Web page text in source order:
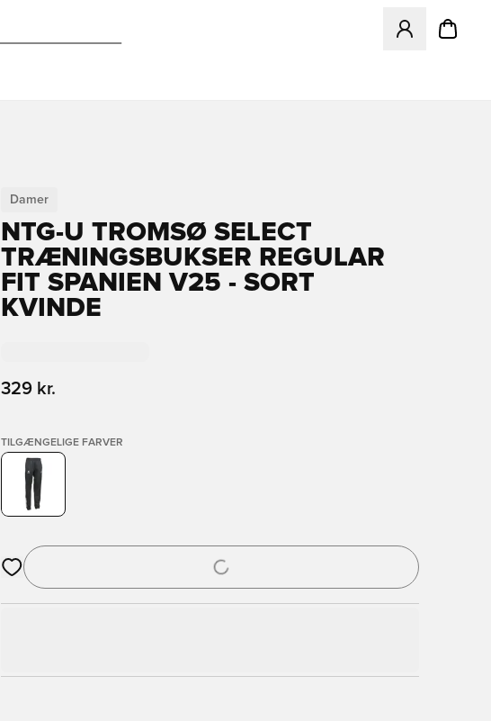
Åbner en
Damer
NTG-U TROMSØ SELECT
TRÆNINGSBUKSER REGULAR
FIT SPANIEN V25 - SORT
KVINDE
329 kr.
TILGÆNGELIGE FARVER
Åbner en Modal til at logge ind eller tilmelde dig som medlem